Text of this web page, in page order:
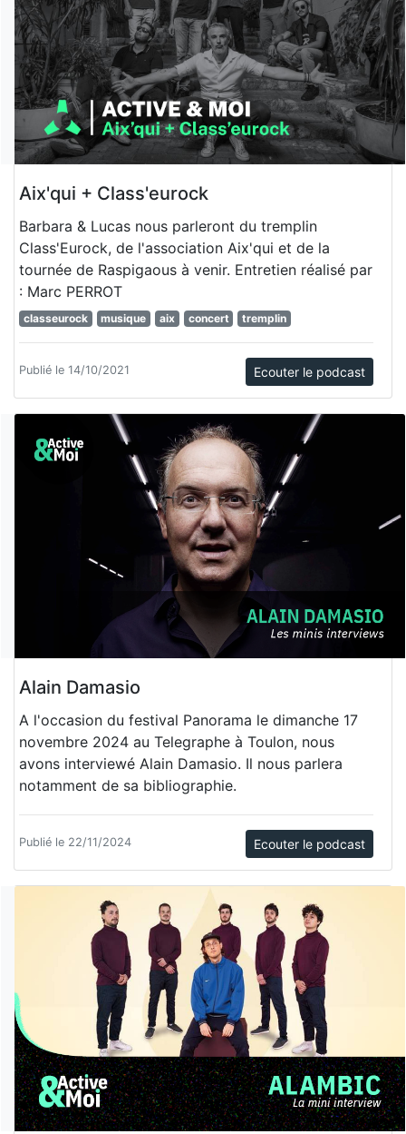
Aix'qui + Class'eurock
Barbara & Lucas nous parleront du tremplin
Class'Eurock, de l'association Aix'qui et de la
tournée de Raspigaous à venir. Entretien réalisé par
: Marc PERROT
classeurock musique aix concert tremplin
Publié le 14/10/2021 Ecouter le podcast
Alain Damasio
A l'occasion du festival Panorama le dimanche 17
novembre 2024 au Telegraphe à Toulon, nous
avons interviewé Alain Damasio. Il nous parlera
notamment de sa bibliographie.
Publié le 22/11/2024 Ecouter le podcast